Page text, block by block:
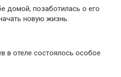
домой, позаботилась о его
новую жизнь.
в отеле состоялось особое